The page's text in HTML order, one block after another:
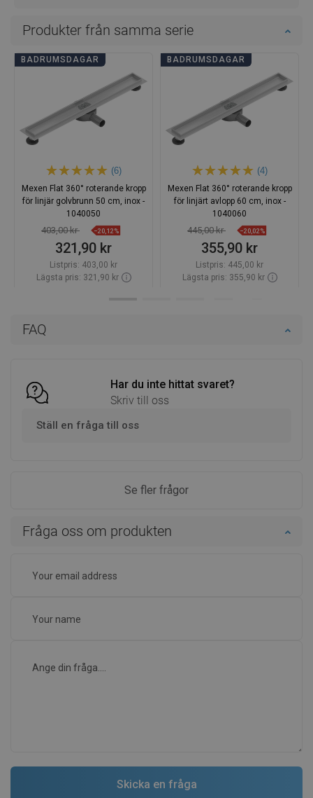
FAQ
Har du inte hittat svaret?
Skriv till oss
Ställ en fråga till oss
Se fler frågor
Fråga oss om produkten
Produkter från samma serie
BADRUMSDAGAR
(6)
Mexen Flat 360° roterande kropp
för linjär golvbrunn 50 cm, inox -
1040050
403,00 kr −20,12%
321,90 kr
Listpris: 403,00 kr
Lägsta pris: 321,90 kr
BADRUMSDAGAR
(4)
Mexen Flat 360° roterande kropp
för linjärt avlopp 60 cm, inox -
1040060
445,00 kr −20,02%
355,90 kr
Listpris: 445,00 kr
Lägsta pris: 355,90 kr